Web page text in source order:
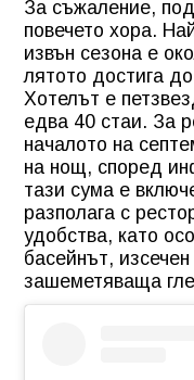
За съжаление,
повечето хора.
извън сезона е
лятото достига
Хотелът е
едва 40 стаи. За
началото на
на нощ, според
тази сума е
разполага с
удобства, като
басейнът,
зашеметяваща